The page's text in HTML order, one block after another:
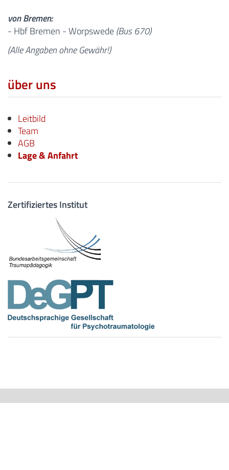
von Bremen:
- Hbf Bremen - Worpswede(Bus 670)
(Alle Angaben ohne Gewähr!)
über uns
Leitbild
Team
AGB
Lage & Anfahrt
Zertifiziertes Institut